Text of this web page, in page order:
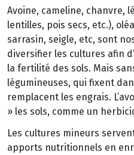
Avoine, cameline, chanvre,
lentilles, pois secs, etc.),
sarrasin, seigle, etc, sont
diversifier les cultures afin
la fertilité des sols. Mais
légumineuses, qui fixent
remplacent les engrais.
» les sols, comme un
Les cultures mineurs
apports nutritionnels en